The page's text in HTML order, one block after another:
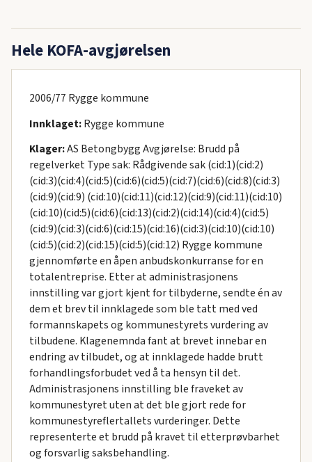
Hele KOFA-avgjørelsen
2006/77 Rygge kommune
Innklaget:Rygge kommune
Klager:AS Betongbygg Avgjørelse: Brudd på
regelverket Type sak: Rådgivende sak (cid:1)(cid:2)
(cid:3)(cid:4)(cid:5)(cid:6)(cid:5)(cid:7)(cid:6)(cid:8)(cid:3)
(cid:9)(cid:9) (cid:10)(cid:11)(cid:12)(cid:9)(cid:11)(cid:10)
(cid:10)(cid:5)(cid:6)(cid:13)(cid:2)(cid:14)(cid:4)(cid:5)
(cid:9)(cid:3)(cid:6)(cid:15)(cid:16)(cid:3)(cid:10)(cid:10)
(cid:5)(cid:2)(cid:15)(cid:5)(cid:12) Rygge kommune
gjennomførte en åpen anbudskonkurranse for en
totalentreprise. Etter at administrasjonens
innstilling var gjort kjent for tilbyderne, sendte én av
dem et brev til innklagede som ble tatt med ved
formannskapets og kommunestyrets vurdering av
tilbudene. Klagenemnda fant at brevet innebar en
endring av tilbudet, og at innklagede hadde brutt
forhandlingsforbudet ved å ta hensyn til det.
Administrasjonens innstilling ble fraveket av
kommunestyret uten at det ble gjort rede for
kommunestyreflertallets vurderinger. Dette
representerte et brudd på kravet til etterprøvbarhet
og forsvarlig saksbehandling.